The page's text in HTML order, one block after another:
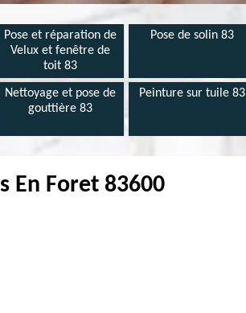
Pose et réparation de
Velux et fenêtre de
toit 83
Pose de solin 83
Nettoyage et pose de
gouttière 83
Peinture sur tuile 83
En Foret 83600